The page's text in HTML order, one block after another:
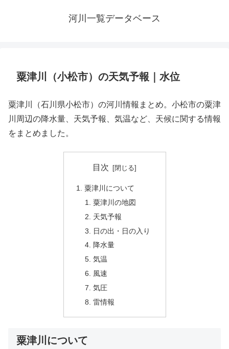
河川一覧データベース
粟津川（小松市）の天気予報｜水位
粟津川（石川県小松市）の河川情報まとめ。小松市の粟津
川周辺の降水量、天気予報、気温など、天候に関する情報
をまとめました。
目次
粟津川について
粟津川の地図
天気予報
日の出・日の入り
降水量
気温
風速
気圧
雷情報
粟津川について